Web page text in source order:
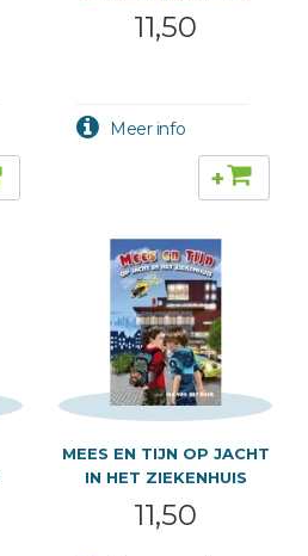
11,50
+
MEES EN TIJN OP JACHT
IN HET ZIEKENHUIS
11,50